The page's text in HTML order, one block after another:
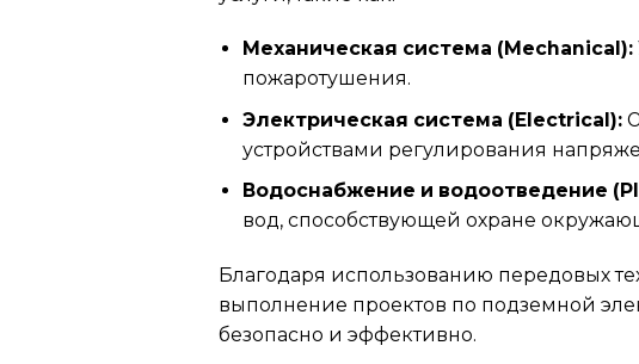
Механическая система (Mechanical):
пожаротушения.
Электрическая система (Electrical):
устройствами регулирования
Водоснабжение и водоотведение
вод, способствующей охране
Благодаря использованию передовых
выполнение проектов по подземной
безопасно и эффективно.